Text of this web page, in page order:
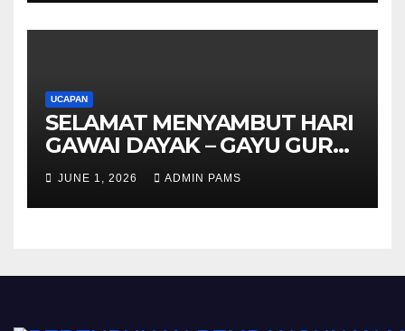
UCAPAN
SELAMAT MENYAMBUT HARI
GAWAI DAYAK – GAYU GURU
GERAI NYAMAI
JUNE 1, 2026 ADMIN PAMS